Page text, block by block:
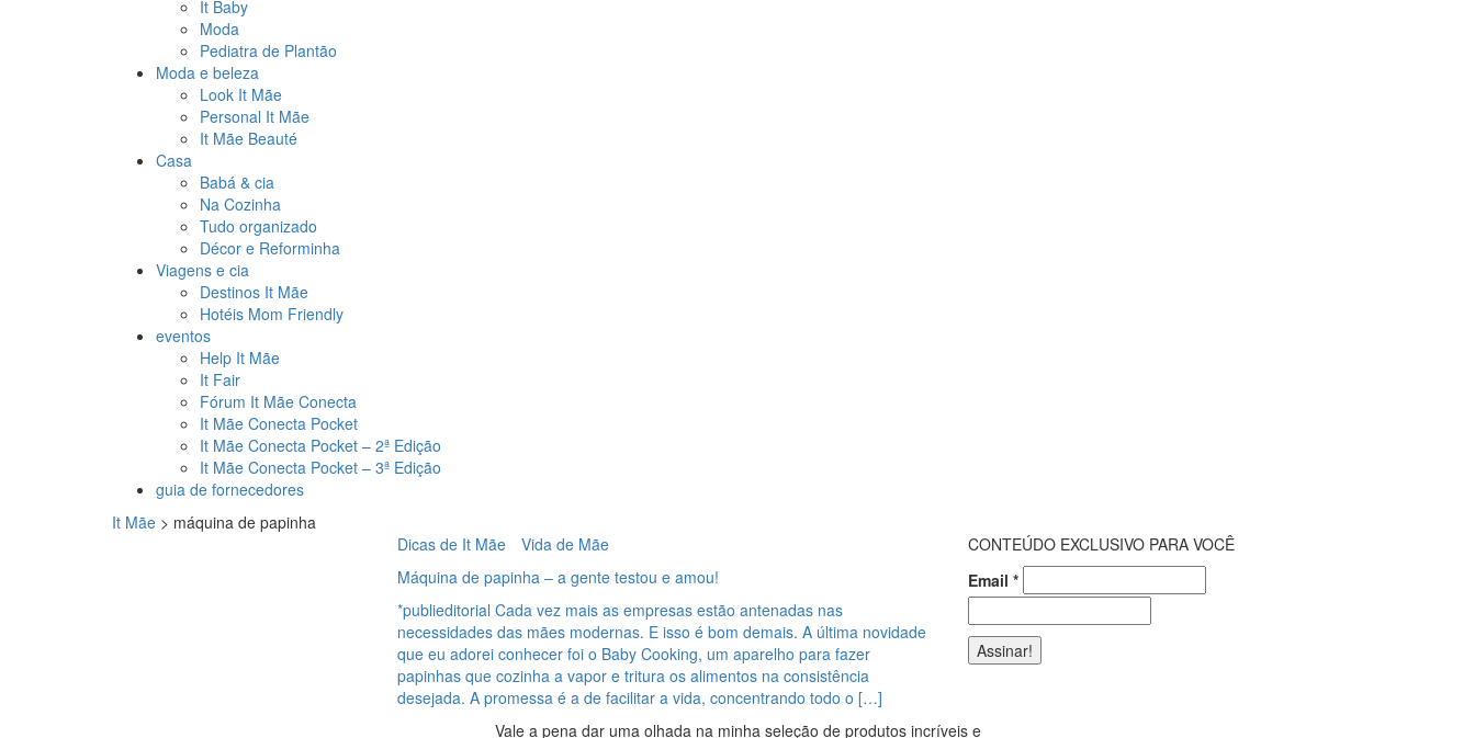
It Baby
Moda
Pediatra de Plantão
Moda e beleza
Look It Mãe
Personal It Mãe
It Mãe Beauté
Casa
Babá & cia
Na Cozinha
Tudo organizado
Décor e Reforminha
Viagens e cia
Destinos It Mãe
Hotéis Mom Friendly
eventos
Help It Mãe
It Fair
Fórum It Mãe Conecta
It Mãe Conecta Pocket
It Mãe Conecta Pocket – 2ª Edição
It Mãe Conecta Pocket – 3ª Edição
guia de fornecedores
It Mãe > máquina de papinha
Dicas de It Mãe
Vida de Mãe
Máquina de papinha – a gente testou e amou!
*publieditorial Cada vez mais as empresas estão antenadas nas
necessidades das mães modernas. E isso é bom demais. A última novidade
que eu adorei conhecer foi o Baby Cooking, um aparelho para fazer
papinhas que cozinha a vapor e tritura os alimentos na consistência
desejada. A promessa é a de facilitar a vida, concentrando todo o […]
CONTEÚDO EXCLUSIVO PARA VOCÊ
Email *
Vale a pena dar uma olhada na minha seleção de produtos incríveis e